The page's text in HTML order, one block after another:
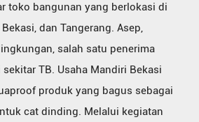
toko bangunan yang berlokasi di
dan Tangerang. Asep,
salah satu penerima
TB. Usaha Mandiri Bekasi
produk yang bagus sebagai
cat dinding. Melalui kegiatan